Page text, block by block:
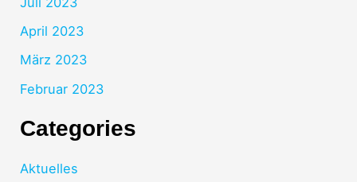
April 2023
März 2023
Februar 2023
Categories
Aktuelles